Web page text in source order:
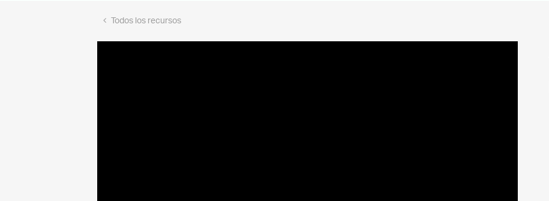
Todos los recursos